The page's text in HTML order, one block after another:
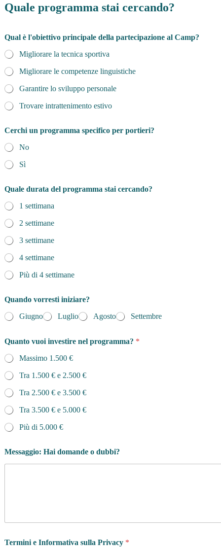
Quale programma stai cercando?
Qual è l'obiettivo principale della partecipazione al Camp?
Migliorare la tecnica sportiva
Migliorare le competenze linguistiche
Garantire lo sviluppo personale
Trovare intrattenimento estivo
Cerchi un programma specifico per portieri?
No
Sì
Quale durata del programma stai cercando?
1 settimana
2 settimane
3 settimane
4 settimane
Più di 4 settimane
Quando vorresti iniziare?
Giugno
Luglio Agosto Settembre
Quanto vuoi investire nel programma? *
Massimo 1.500 €
Tra 1.500 € e 2.500 €
Tra 2.500 € e 3.500 €
Tra 3.500 € e 5.000 €
Più di 5.000 €
Messaggio: Hai domande o dubbi?
Termini e Informativa sulla Privacy *